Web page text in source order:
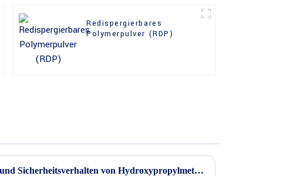
Redispergierbares
Polymerpulver (RDP)
Hauptanwendungen und Sicherheitsverhalten von Hydroxypropylmethylcellulose (HPMC)